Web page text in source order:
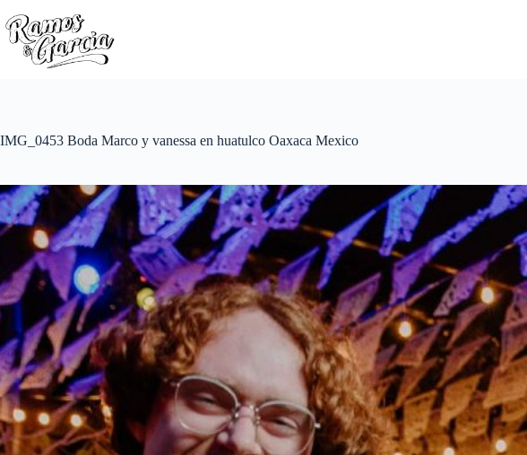
IMG_0453 Boda Marco y vanessa en huatulco Oaxaca Mexico